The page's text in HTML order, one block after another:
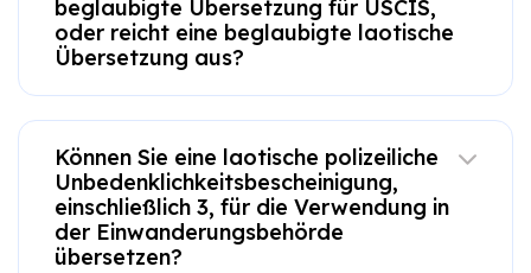
beglaubigte Übersetzung für USCIS,
oder reicht eine beglaubigte laotische
Übersetzung aus?
Können Sie eine laotische polizeiliche
Unbedenklichkeitsbescheinigung,
einschließlich 3, für die Verwendung in
der Einwanderungsbehörde
übersetzen?